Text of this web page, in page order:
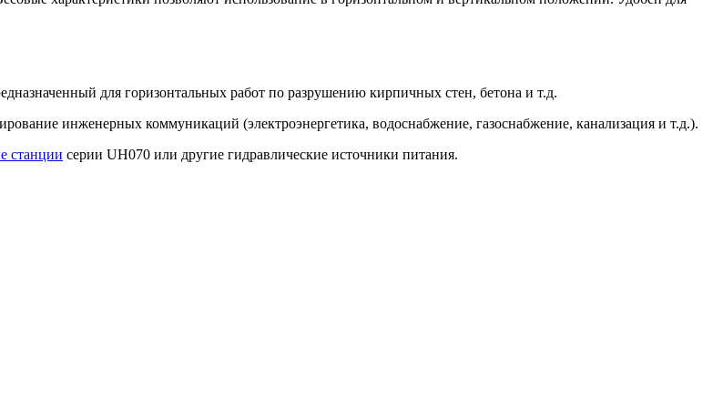
для горизонтальных работ по разрушению кирпичных стен, бетона и т.д.
инженерных коммуникаций (электроэнергетика, водоснабжение, газоснабжение, канализация и т.д.).
станции серии UH070 или другие гидравлические источники питания.